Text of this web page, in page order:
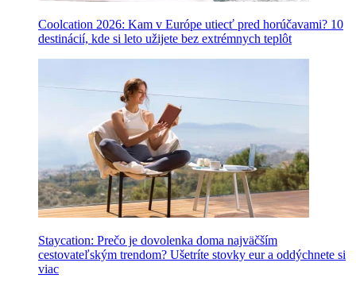
Coolcation 2026: Kam v Európe utiecť pred horúčavami? 10
destinácií, kde si leto užijete bez extrémnych teplôt
Staycation: Prečo je dovolenka doma najväčším
cestovateľským trendom? Ušetríte stovky eur a oddýchnete si
viac